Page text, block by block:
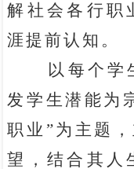
解社会各行职
涯提前认知。
以每个学
发学生潜能为
职业”为主题
望，结合其人